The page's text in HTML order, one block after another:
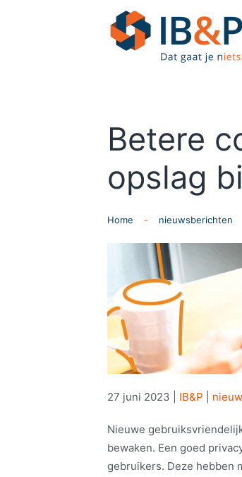
Skip to main content
Betere
opslag
Home nieuwsberichten
27 juni 2023 IB&P
Nieuwe
bewaken. Een goed
gebruikers. Deze hebben